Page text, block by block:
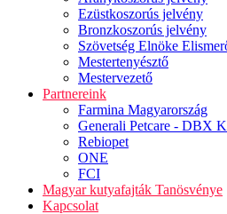
Ezüstkoszorús jelvény
Bronzkoszorús jelvény
Szövetség Elnöke
Mestertenyésztő
Mestervezető
Partnereink
Farmina Magyarország
Generali Petcare - DBX
Rebiopet
ONE
FCI
Magyar kutyafajták Tanösvénye
Kapcsolat